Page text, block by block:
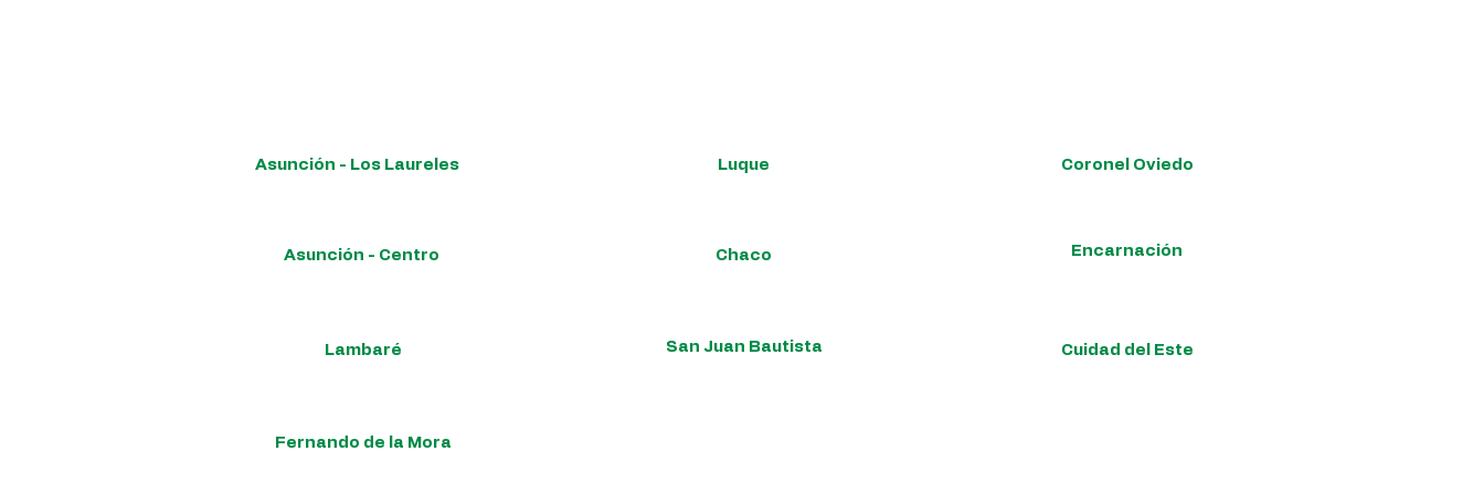
Asunción - Los Laureles
Asunción - Centro
Lambaré
Fernando de la Mora
Luque
Chaco
San Juan Bautista
Coronel Oviedo
Encarnación
Cuidad del Este